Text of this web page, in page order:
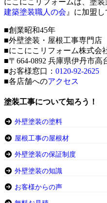
建築塗装職人の会 』に加盟し
■創業昭和45年
■外壁塗装・屋根工事専門店
■にこにこリフォーム株式会
■〒664-0892 兵庫県伊丹市高
■お客様窓口： 0120-92-2625
■各店舗へのアクセス
塗装工事について知ろう！
外壁塗装の塗料
屋根工事の屋根材
外壁塗装の保証制度
外壁塗装の知識
お客様からの声